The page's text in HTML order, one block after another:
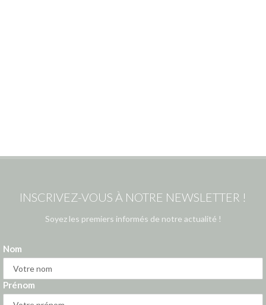
INSCRIVEZ-VOUS À NOTRE NEWSLETTER !
Soyez les premiers informés de notre actualité !
Nom
Prénom